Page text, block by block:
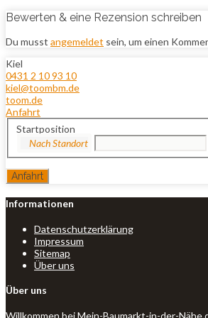
Bewerten & eine Rezension schreiben
Du musst angemeldet sein, um einen
Kiel
0431 2 10 93 10
kiel@toombm.de
toom.de
Anfahrt
Startposition
Informationen
Datenschutzerklärung
Impressum
Sitemap
Über uns
Über uns
Willkommen bei Mein-Baumarkt-in-der-